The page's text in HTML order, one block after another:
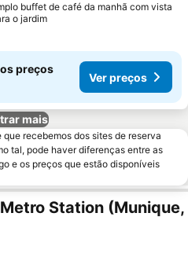
buffet de café da manhã com vista
o jardim
preços
Ver preços
mais
recebemos dos sites de reserva
tal, pode haver diferenças entre as
e os preços que estão disponíveis
Station (Munique,